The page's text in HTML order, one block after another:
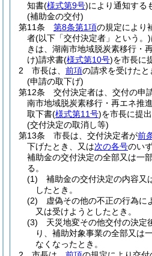
知書(様式第9号)により通知する
(補助金の交付)
第11条
第8条第1項の規定により
者(以下「交付決定者」という。)
きは、湖南市地域脱炭素移行・
け)請求書(様式第10号)を市長に
2
市長は、 前項の請求を受けたと
(申請の取下げ)
第12条
交付決定者は、交付の申
南市地域脱炭素移行・再エネ推
取下書(様式第11号)を市長に提
(交付決定の取消し等)
第13条
市長は、交付決定者が前
下げたとき、又は次の各号のい
補助金の交付決定の全部又は一
る。
(1)
補助金の交付決定の内容又
したとき。
(2)
虚偽その他の不正の行為に
又は受けようとしたとき。
(3)
天災地変その他交付の決定
り、補助対象事業の全部又は
なくなったとき。